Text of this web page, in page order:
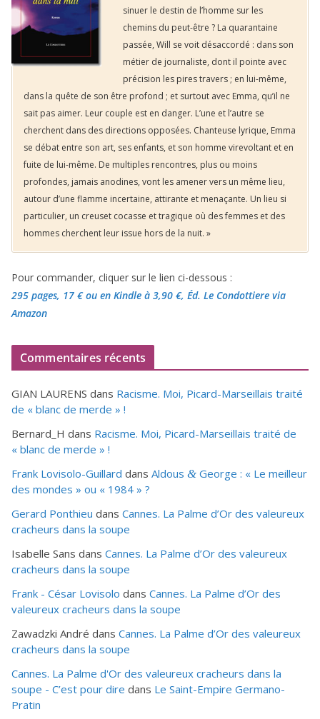
sinuer le destin de l’homme sur les
chemins du peut-être ? La quarantaine
passée, Will se voit désaccordé : dans son
métier de journaliste, dont il pointe avec
précision les pires travers ; en lui-même,
dans la quête de son être profond ; et surtout avec Emma, qu’il ne
sait pas aimer. Leur couple est en danger. L’une et l’autre se
cherchent dans des directions opposées. Chanteuse lyrique, Emma
se débat entre son art, ses enfants, et son homme virevoltant et en
fuite de lui-même. De multiples rencontres, plus ou moins
profondes, jamais anodines, vont les amener vers un même lieu,
autour d’une flamme incertaine, attirante et menaçante. Un lieu si
particulier, un creuset cocasse et tragique où des femmes et des
hommes cherchent leur issue hors de la nuit. »
Pour commander, cliquer sur le lien ci-dessous :
295 pages, 17 €ou en Kindle à 3,90 €, Éd. Le Condottiere via
Amazon
Commentaires récents
GIAN LAURENS dans Racisme. Moi, Picard-Marseillais traité
de « blanc de merde » !
Bernard_H dans Racisme. Moi, Picard-Marseillais traité de
« blanc de merde » !
Frank Lovisolo-Guillard dans Aldous & George : « Le meilleur
des mondes » ou « 1984 » ?
Gerard Ponthieu dans Cannes. La Palme d’Or des valeureux
cracheurs dans la soupe
Isabelle Sans dans Cannes. La Palme d’Or des valeureux
cracheurs dans la soupe
Frank - César Lovisolo dans Cannes. La Palme d’Or des
valeureux cracheurs dans la soupe
Zawadzki André dans Cannes. La Palme d’Or des valeureux
cracheurs dans la soupe
Cannes. La Palme d'Or des valeureux cracheurs dans la
soupe - C’est pour dire dans Le Saint-Empire Germano-
Pratin